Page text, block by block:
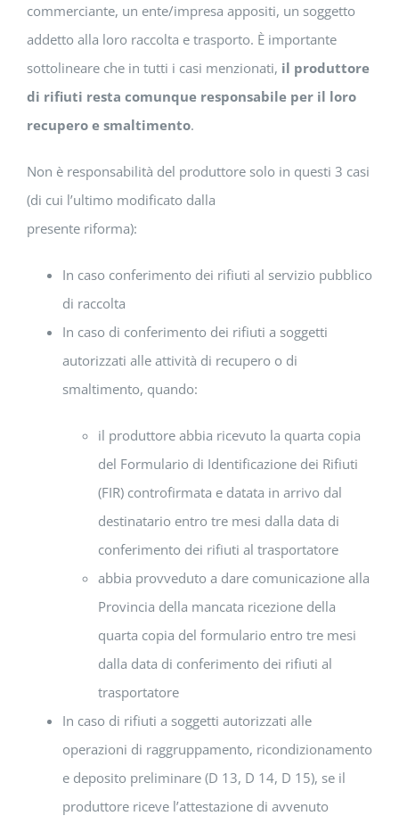
commerciante, un ente/impresa appositi, un soggetto
addetto alla loro raccolta e trasporto. È importante
sottolineare che in tutti i casi menzionati, il produttore
di rifiuti resta comunque responsabile per il loro
recupero e smaltimento.
Non è responsabilità del produttore solo in questi 3 casi
(di cui l’ultimo modificato dalla
presente riforma):
In caso conferimento dei rifiuti al servizio pubblico
di raccolta
In caso di conferimento dei rifiuti a soggetti
autorizzati alle attività di recupero o di
smaltimento, quando:
il produttore abbia ricevuto la quarta copia
del Formulario di Identificazione dei Rifiuti
(FIR) controfirmata e datata in arrivo dal
destinatario entro tre mesi dalla data di
conferimento dei rifiuti al trasportatore
abbia provveduto a dare comunicazione alla
Provincia della mancata ricezione della
quarta copia del formulario entro tre mesi
dalla data di conferimento dei rifiuti al
trasportatore
In caso di rifiuti a soggetti autorizzati alle
operazioni di raggruppamento, ricondizionamento
e deposito preliminare (D 13, D 14, D 15), se il
produttore riceve l’attestazione di avvenuto